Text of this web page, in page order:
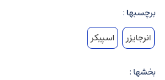
برچسبها :
انرجایزر
اسپیکر
بخشها :